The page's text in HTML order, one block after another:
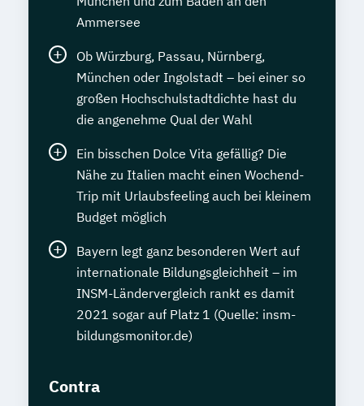
Sprachdiplom "Cambridge English: First
(FCE)" - B2
Sprachdiplom "Cambridge English:
Proficiency (CPE)" - C2
Staatlich geprüfte*r Übersetzer*in Englisch
Staatlich geprüfte*r Übersetzer*in
Französisch
Staatlich geprüfte*r Übersetzer*in
Spanisch
Systems Engineering Manager*in
Talent Manager*in Technical Manager*in
Techniker*in Concept Engineering
Techniker*in Elektrotechnik
Technische*r Einkäufer*in
Ammersee
Ob Würzburg, Passau, Nürnberg,
München oder Ingolstadt – bei einer so
großen Hochschulstadtdichte hast du
die angenehme Qual der Wahl
Ein bisschen Dolce Vita gefällig? Die
Nähe zu Italien macht einen Wochend-
Trip mit Urlaubsfeeling auch bei kleinem
Budget möglich
Bayern legt ganz besonderen Wert auf
internationale Bildungsgleichheit – im
INSM-Ländervergleich rankt es damit
2021 sogar auf Platz 1 (Quelle: insm-
bildungsmonitor.de)
Contra